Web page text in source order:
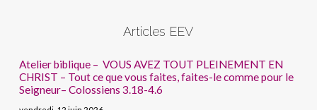
Articles EEV
Atelier biblique – VOUS AVEZ TOUT PLEINEMENT EN
CHRIST – Tout ce que vous faites, faites-le comme pour le
Seigneur– Colossiens 3.18-4.6